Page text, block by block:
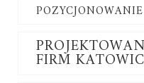
FIRM